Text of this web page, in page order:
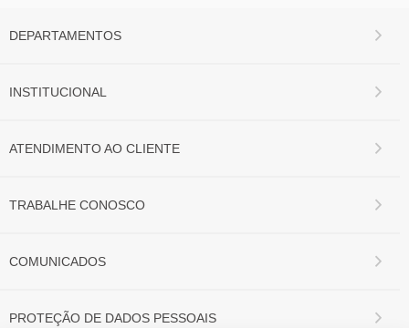
DEPARTAMENTOS
INSTITUCIONAL
ATENDIMENTO AO CLIENTE
TRABALHE CONOSCO
COMUNICADOS
PROTEÇÃO DE DADOS PESSOAIS